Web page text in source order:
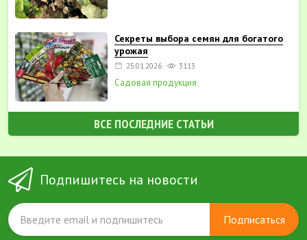
Секреты выбора семян для богатого
урожая
25.01.2026 3113
Садовая продукция
ВСЕ ПОСЛЕДНИЕ СТАТЬИ
Подпишитесь на новости
Подписаться